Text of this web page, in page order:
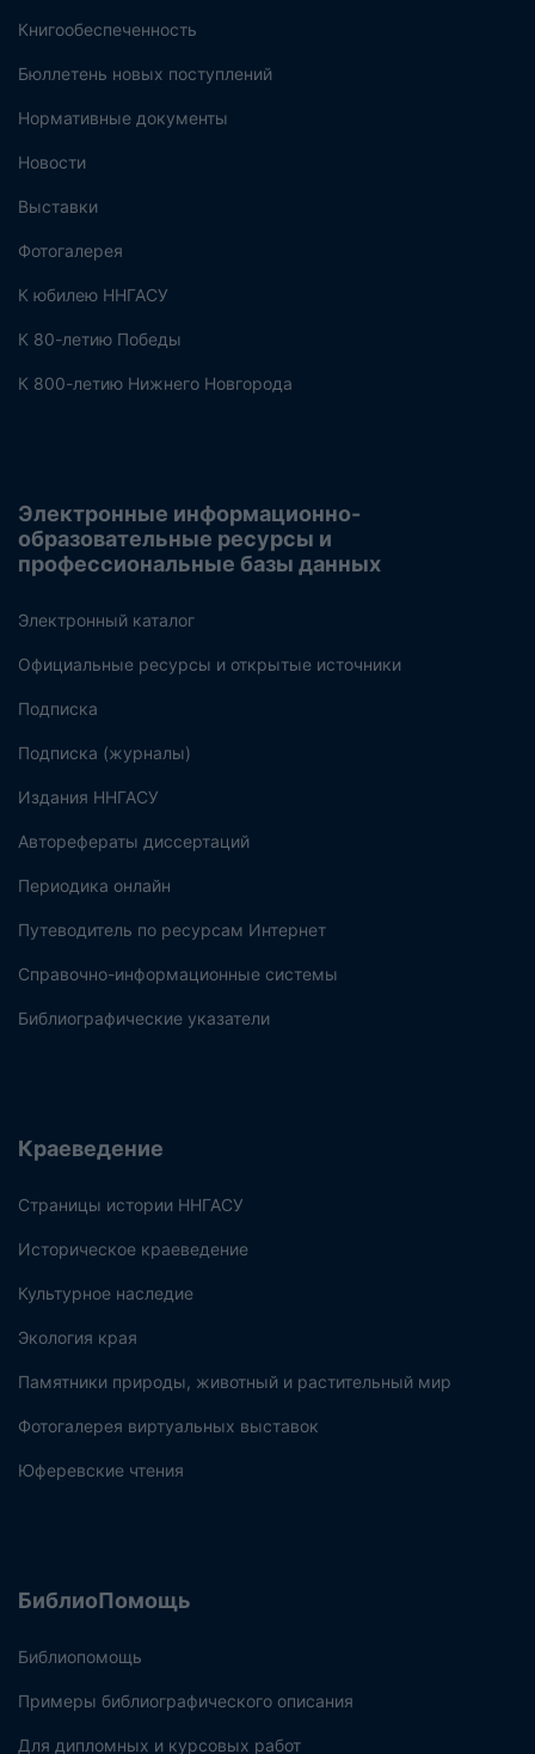
Книгообеспеченность
Бюллетень новых поступлений
Нормативные документы
Новости
Выставки
Фотогалерея
К юбилею ННГАСУ
К 80-летию Победы
К 800-летию Нижнего Новгорода
Электронные информационно-
образовательные ресурсы и
профессиональные базы данных
Электронный каталог
Официальные ресурсы и открытые источники
Подписка
Подписка (журналы)
Издания ННГАСУ
Авторефераты диссертаций
Периодика онлайн
Путеводитель по ресурсам Интернет
Справочно-информационные системы
Библиографические указатели
Краеведение
Страницы истории ННГАСУ
Историческое краеведение
Культурное наследие
Экология края
Памятники природы, животный и растительный мир
Фотогалерея виртуальных выставок
Юферевские чтения
БиблиоПомощь
Библиопомощь
Примеры библиографического описания
Для дипломных и курсовых работ